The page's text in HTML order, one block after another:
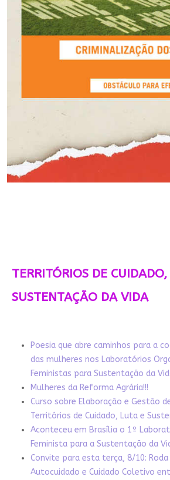
TERRITÓRIOS DE
SUSTENTAÇÃO DA VIDA
Poesia que abre caminhos para a
das mulheres nos Laboratórios
Feministas para Sustentação da
Mulheres da Reforma Agrária!!!
Curso sobre Elaboração e Gestão
Territórios de Cuidado, Luta e
Aconteceu em Brasília o 1º
Feminista para a Sustentação da
Convite para esta terça, 8/10: Roda
Autocuidado e Cuidado Coletivo